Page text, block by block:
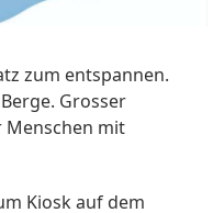
zum entspannen.
Grosser
Menschen mit
Kiosk auf dem